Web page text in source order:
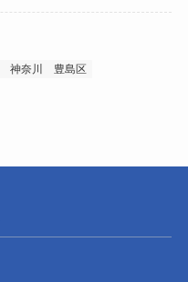
神奈川 豊島区